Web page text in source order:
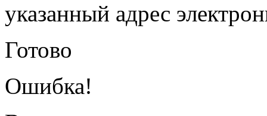
указанный адрес
Готово
Ошибка!